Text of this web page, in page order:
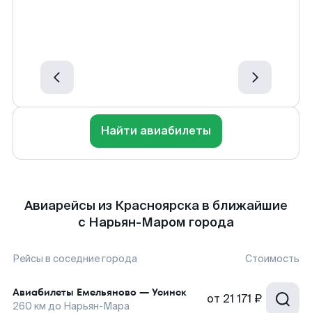
Найти авиабилеты
Авиарейсы из Красноярска в ближайшие
с Нарьян-Маром города
Рейсы в соседние города Стоимость
Авиабилеты Емельяново — Усинск
260 км до Нарьян-Мара от 21 171 ₽